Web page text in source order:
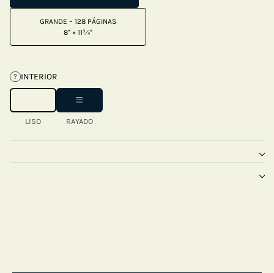
GRANDE – 128 PÁGINAS
8" × 11¾"
? INTERIOR
LISO RAYADO